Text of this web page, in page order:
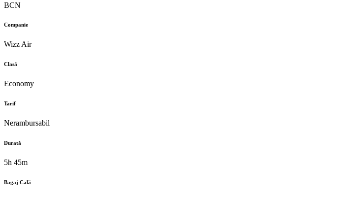
BCN
Companie
Wizz Air
Clasă
Economy
Tarif
Nerambursabil
Durată
5h 45m
Bagaj Cală